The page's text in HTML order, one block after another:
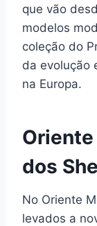
que vão
modelos
coleção do
da evolução
na Europa.
dos
No Oriente
levados a